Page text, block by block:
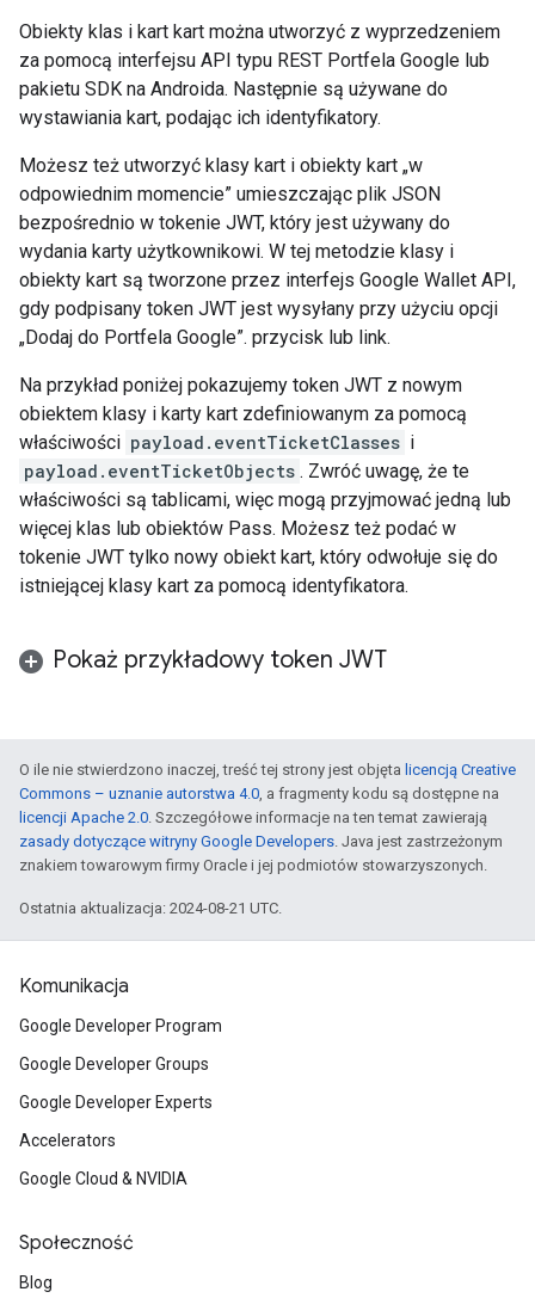
Obiekty klas i kart kart można utworzyć z wyprzedzeniem
za pomocą interfejsu API typu REST Portfela Google lub
pakietu SDK na Androida. Następnie są używane do
wystawiania kart, podając ich identyfikatory.
Możesz też utworzyć klasy kart i obiekty kart „w
odpowiednim momencie” umieszczając plik JSON
bezpośrednio w tokenie JWT, który jest używany do
wydania karty użytkownikowi. W tej metodzie klasy i
obiekty kart są tworzone przez interfejs Google Wallet API,
gdy podpisany token JWT jest wysyłany przy użyciu opcji
„Dodaj do Portfela Google”. przycisk lub link.
Na przykład poniżej pokazujemy token JWT z nowym
obiektem klasy i karty kart zdefiniowanym za pomocą
właściwości payload.eventTicketClasses i
payload.eventTicketObjects . Zwróć uwagę, że te
właściwości są tablicami, więc mogą przyjmować jedną lub
więcej klas lub obiektów Pass. Możesz też podać w
tokenie JWT tylko nowy obiekt kart, który odwołuje się do
istniejącej klasy kart za pomocą identyfikatora.
Pokaż przykładowy token JWT
O ile nie stwierdzono inaczej, treść tej strony jest objęta licencją Creative
Commons – uznanie autorstwa 4.0, a fragmenty kodu są dostępne na
licencji Apache 2.0. Szczegółowe informacje na ten temat zawierają
zasady dotyczące witryny Google Developers. Java jest zastrzeżonym
znakiem towarowym firmy Oracle i jej podmiotów stowarzyszonych.
Ostatnia aktualizacja: 2024-08-21 UTC.
Komunikacja
Google Developer Program
Google Developer Groups
Google Developer Experts
Accelerators
Google Cloud & NVIDIA
Społeczność
Blog